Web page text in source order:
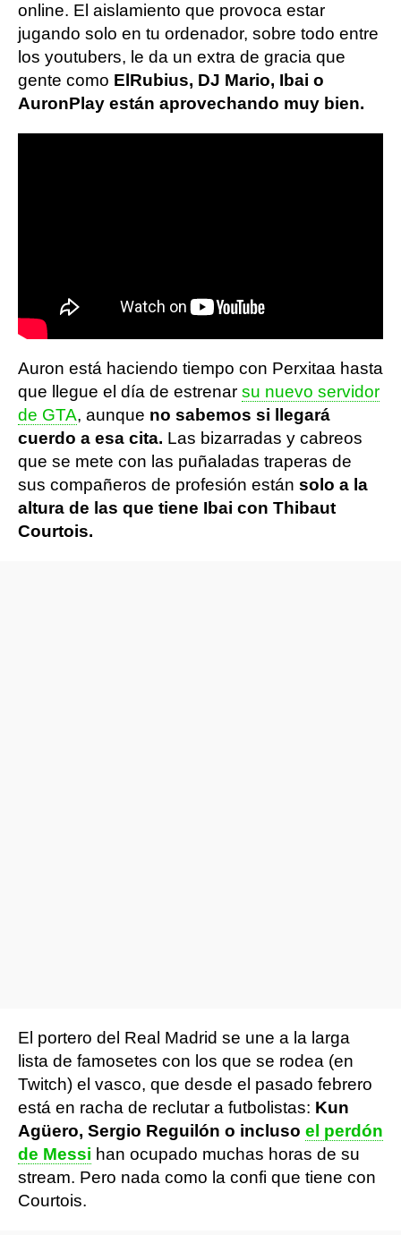
online. El aislamiento que provoca estar
jugando solo en tu ordenador, sobre todo entre
los youtubers, le da un extra de gracia que
gente como ElRubius, DJ Mario, Ibai o
AuronPlay están aprovechando muy bien.
Auron está haciendo tiempo con Perxitaa hasta
que llegue el día de estrenar su nuevo servidor
de GTA, aunque no sabemos si llegará
cuerdo a esa cita. Las bizarradas y cabreos
que se mete con las puñaladas traperas de
sus compañeros de profesión están solo a la
altura de las que tiene Ibai con Thibaut
Courtois.
El portero del Real Madrid se une a la larga
lista de famosetes con los que se rodea (en
Twitch) el vasco, que desde el pasado febrero
está en racha de reclutar a futbolistas: Kun
Agüero, Sergio Reguilón o incluso el perdón
de Messi han ocupado muchas horas de su
stream. Pero nada como la confi que tiene con
Courtois.